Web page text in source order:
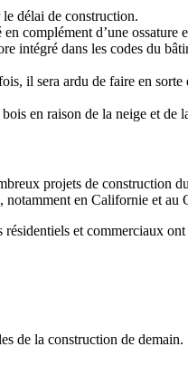
délai de construction.
complément d’une ossature
intégré dans les codes du
il sera ardu de faire en
en raison de la neige et de
projets de construction
notamment en Californie et au
et commerciaux
de la construction de demain.